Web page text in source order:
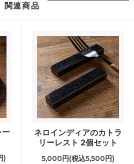
関連商品
ー
)
ネロインディアのカトラ
リーレスト 2個セット
5,000円(税込5,500円)